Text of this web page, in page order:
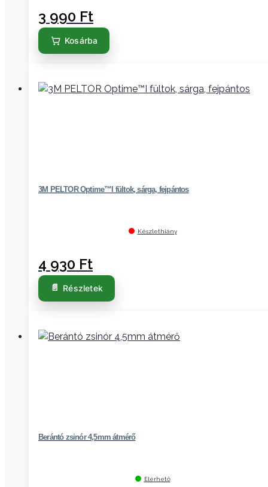
3 990 Ft
Kosárba
3M PELTOR Optime™I fültok, sárga, fejpántos
Készlethiány
4 930 Ft
Részletek
Berántó zsinór 4,5mm átmérő
Elérhető